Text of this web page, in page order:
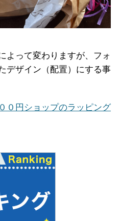
よって変わりますが、フォ
デザイン（配置）にする事
０円ショップのラッピング